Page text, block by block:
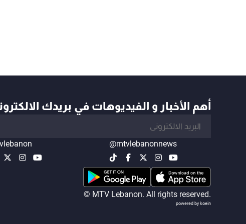
أهم الأخبار و الفيديوهات في بريدك
@mtvlebanonnews
© MTV Lebanon. All rights reserved.
powered by koein